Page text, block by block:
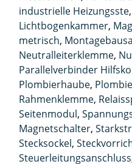
industrielle Heizungsste,
Lichtbogenkammer,
metrisch,
Neutralleiterklemme,
Parallelverbinder
Plombierhaube,
Rahmenklemme,
Seitenmodul,
Magnetschalter,
Stecksockel,
Steuerleitungsanschluss